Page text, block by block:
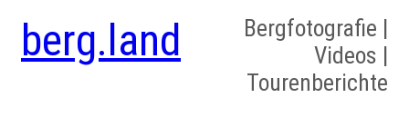
berg.land
Bergfotografie |
Videos |
Tourenberichte